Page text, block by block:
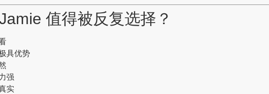
值得被反复选择？
具优势
强
实